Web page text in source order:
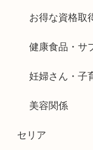
お得な資格取
健康食品・サ
妊婦さん・子
美容関係
セリア